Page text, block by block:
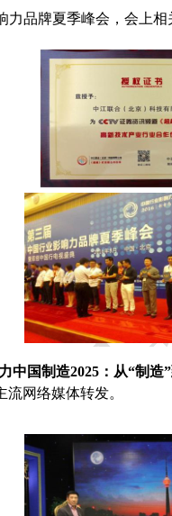
品牌夏季峰会，会上
中国制造2025：从“制造”
流网络媒体转发。